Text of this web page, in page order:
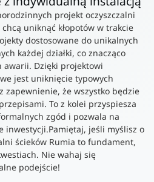
projekt oczyszczalni
uniknąć kłopotów w trakcie
dostosowane do unikalnych
każdej działki, co znacząco
awarii. Dzięki projektowi
jest uniknięcie typowych
zapewnienie, że wszystko będzie
To z kolei przyspiesza
zgód i pozwala na
inwestycji.Pamiętaj, jeśli myślisz o
ścieków Rumia to fundament,
Nie wahaj się
podejście!